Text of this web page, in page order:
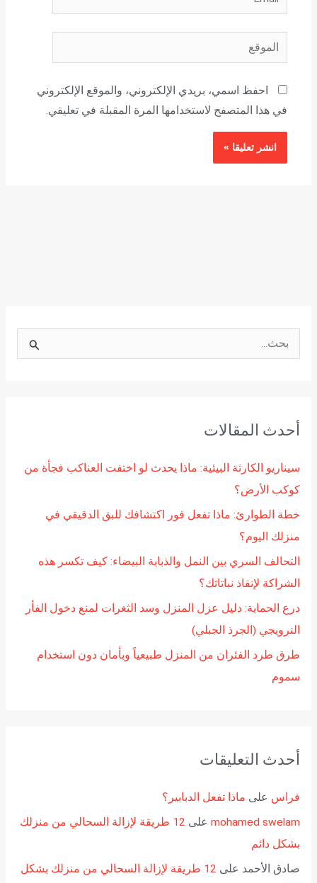
الموقع
احفظ اسمي، بريدي الإلكتروني، والموقع الإلكتروني
في هذا المتصفح لاستخدامها المرة المقبلة في تعليقي.
ثأحدث المقالات
سيناريو الكارثة البيئية: ماذا يحدث لو اختفت العناكب فجأة من
كوكب الأرض؟
خطة الطوارئ: ماذا تفعل فور اكتشافك للبق الدقيقي في
منزلك اليوم؟
التحالف السري بين النمل والذبابة البيضاء: كيف تكسر هذه
الشراكة لإنقاذ نباتاتك؟
درع الحماية: دليل عزل المنزل وسد الثغرات لمنع دخول الفأر
النرويجي (الجرذ الجبلي)
طرق طرد الفئران من المنزل طبيعياً وبأمان دون استخدام
سموم
أحدث التعليقات
فراس على ماذا تفعل الدبابير؟
mohamed swelamعلى
12 طريقة لإزالة السحالي من منزلك
بشكل دائم
صادق الأحمد على
12 طريقة لإزالة السحالي من منزلك بشكل